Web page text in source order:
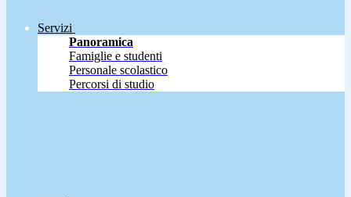
Servizi
Panoramica
Famiglie e studenti
Personale scolastico
Percorsi di studio